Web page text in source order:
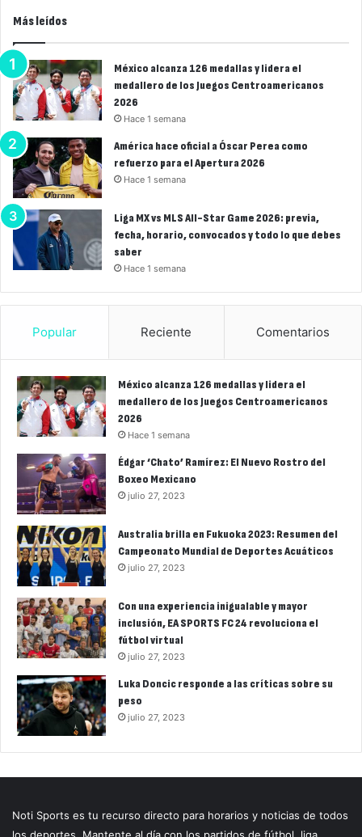
Más leídos
México alcanza 126 medallas y lidera el
medallero de los Juegos Centroamericanos
2026
Hace 1 semana
América hace oficial a Óscar Perea como
refuerzo para el Apertura 2026
Hace 1 semana
Liga MX vs MLS All-Star Game 2026: previa,
fecha, horario, convocados y todo lo que debes
saber
Hace 1 semana
Popular Reciente Comentarios
México alcanza 126 medallas y lidera el
medallero de los Juegos Centroamericanos
2026
Hace 1 semana
Édgar ‘Chato’ Ramírez: El Nuevo Rostro del
Boxeo Mexicano
julio 27, 2023
Australia brilla en Fukuoka 2023: Resumen del
Campeonato Mundial de Deportes Acuáticos
julio 27, 2023
Con una experiencia inigualable y mayor
inclusión, EA SPORTS FC 24 revoluciona el
fútbol virtual
julio 27, 2023
Luka Doncic responde a las críticas sobre su
peso
julio 27, 2023
Noti Sports es tu recurso directo para horarios y noticias de todos
los deportes. Mantente al día con los partidos de fútbol, liga,